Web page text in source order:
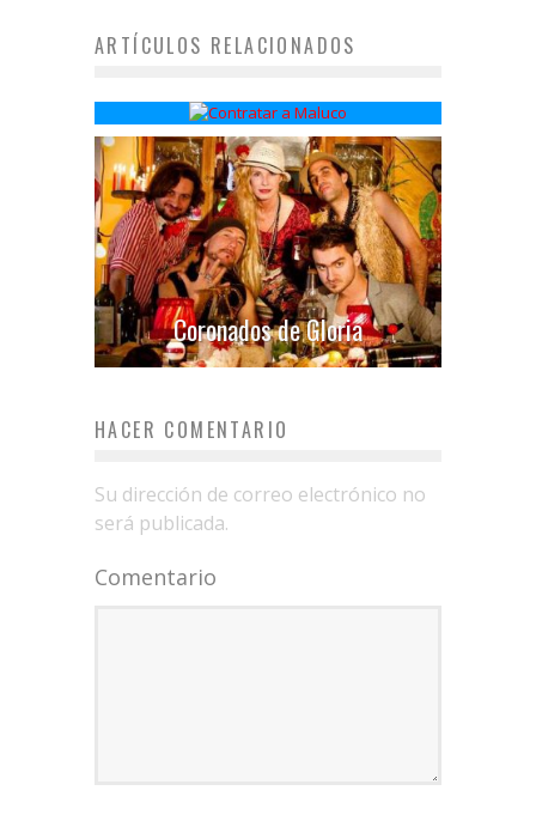
ARTÍCULOS RELACIONADOS
Coronados de Gloria
HACER COMENTARIO
Su dirección de correo electrónico no
será publicada.
Comentario